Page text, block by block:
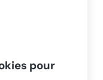
pour